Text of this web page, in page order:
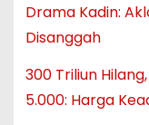
Drama Kadin:
Disanggah
300 Triliun
5.000: Harga